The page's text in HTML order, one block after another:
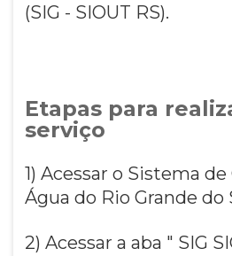
(SIG - SIOUT RS).
Etapas para
serviço
1) Acessar o Sistema
Água do Rio Grande do
2) Acessar a aba " SIG